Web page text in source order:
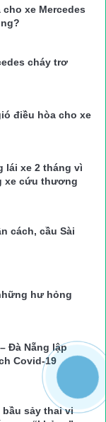
xe Mercedes
cháy trơ
điều hòa cho xe
lái xe 2 tháng vì
xe cứu thương
cách, cầu Sài
hư hỏng
Đà Nẵng lập
Covid-19
bầu sảy thai vi